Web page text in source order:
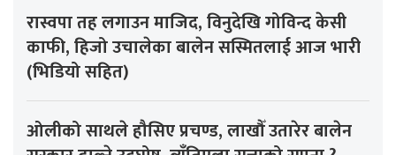
रास्वपा तह लगाउन माजिद, विनुदेखि गोविन्द केसी
काफी, हिजो उचालेका बालेन सस्मितलाई आज भारी
(भिडियो सहित)
ओलीको साथले हौसिए प्रचण्ड, लाखौँ उतारेर बालेन